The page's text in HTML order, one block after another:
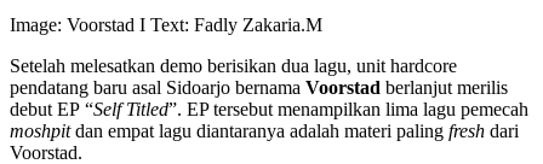
Image: Voorstad I Text: Fadly Zakaria.M
Setelah melesatkan demo berisikan dua lagu, unit hardcore
pendatang baru asal Sidoarjo bernama Voorstad berlanjut merilis
debut EP “Self Titled”. EP tersebut menampilkan lima lagu pemecah
moshpitdan empat lagu diantaranya adalah materi paling fresh dari
Voorstad.